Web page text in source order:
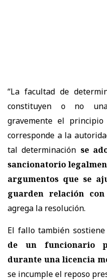
“La facultad de
constituyen o no
gravemente el
corresponde a la
tal determinación se
sancionatorio
argumentos que se
guarden relación
agrega la resolución.
El fallo también sostiene
de un funcionario
durante una licencia
se incumple el reposo